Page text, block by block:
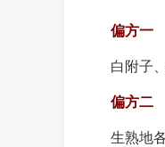
偏方一
白附子、
偏方二
生熟地各